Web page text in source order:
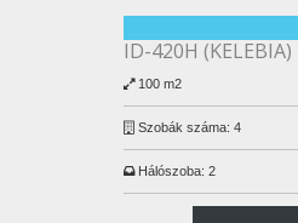
ID-420H (KELEBIA)
100 m2
Szobák száma: 4
Hálószoba: 2